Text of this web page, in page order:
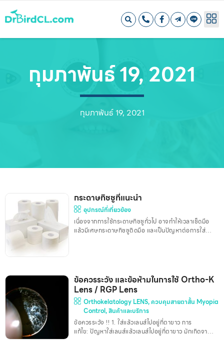
กุมภาพันธ์ 19, 2021
กุมภาพันธ์ 19, 2021
กระดาษทิชชูที่แนะนำ
อุปกรณ์ที่เกี่ยวข้อง
เนื่องจากการใช้กระดาษทิชชูทั่วไป อาจทำให้เวลาเช็ดมือ
แล้วมีเศษกระดาษทิชชูติดมือ และเป็นปัญหาต่อการใส่
ข้อควรระวัง และข้อห้ามในการใช้ Ortho-K
Lens / RGP Lens
Orthokelatology LENS,ควบคุมสายตาสั้น Myopia
Control,สินค้าและบริการ
ข้อควรระวัง !! 1. ใส่แล้วเลนส์ไปอยู่ที่ตาขาว การ
แก้ไข: ปัญหาใส่เลนส์แล้วเลนส์ไปอยู่ที่ตาขาว มักเกิดจาก